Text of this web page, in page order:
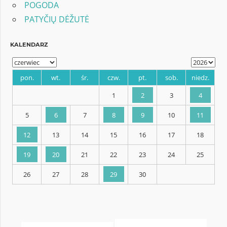
POGODA
PATYČIŲ DĖŽUTĖ